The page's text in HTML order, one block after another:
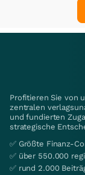
Profitieren Sie von
zentralen
und fundierten
strategische
✅ Größte Finanz-
✅ über 550.000
✅ rund 2.000